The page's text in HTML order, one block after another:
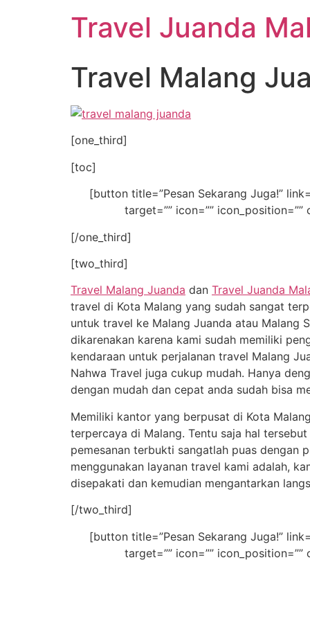
Travel Juanda
Travel Malang
[one_third]
[toc]
[button title=”Pesan Sekarang Juga!”
target=”” icon=””
[/one_third]
[two_third]
Travel Malang Juanda dan Travel Juanda
travel di Kota Malang yang sudah sangat
untuk travel ke Malang Juanda atau Malang
dikarenakan karena kami sudah memiliki
kendaraan untuk perjalanan travel Malang
Nahwa Travel juga cukup mudah. Hanya
dengan mudah dan cepat anda sudah bisa
Memiliki kantor yang berpusat di Kota
terpercaya di Malang. Tentu saja hal
pemesanan terbukti sangatlah puas dengan
menggunakan layanan travel kami adalah,
disepakati dan kemudian mengantarkan
[/two_third]
[button title=”Pesan Sekarang Juga!”
target=”” icon=””